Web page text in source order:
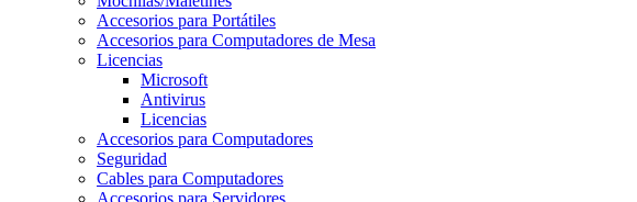
Accesorios para Portátiles
Accesorios para Computadores de Mesa
Licencias
Microsoft
Antivirus
Licencias
Accesorios para Computadores
Seguridad
Cables para Computadores
Accesorios para Servidores